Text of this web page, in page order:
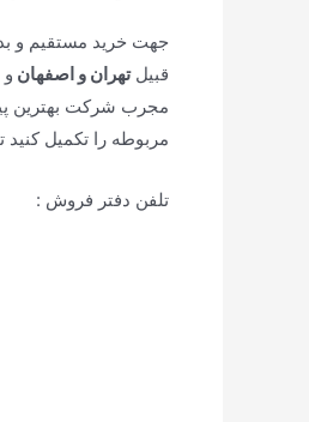
جهت خرید مستقیم و
قبیلتهران و اصفهان
مجرب شرکت بهترین
مربوطه را تکمیل
تلفن دفتر فروش :